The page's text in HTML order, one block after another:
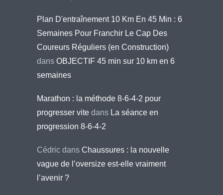
Plan D'entraînement 10 Km En 45 Min : 6
Semaines Pour Franchir Le Cap Des
Coureurs Réguliers (en Construction)
dans OBJECTIF 45 min sur 10 km en 6
semaines
Marathon : la méthode 8-6-4-2 pour
progresser vite dans La séance en
progression 8-6-4-2
Cédric dans Chaussures : la nouvelle
vague de l’oversize est-elle vraiment
l’avenir ?